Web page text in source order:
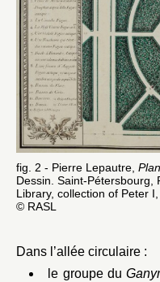
fig. 2 - Pierre Lepautre,
Dessin. Saint-Pétersbourg,
Library, collection of Peter
© RASL
Dans l’allée circulaire :
le groupe du